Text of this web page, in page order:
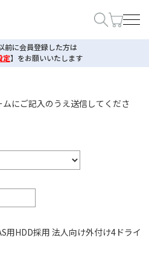
前に会員登録した方は
定】 をお願いいたします
にご記入のうえ送信してくださ
用HDD採用 法人向け外付け4ドライ